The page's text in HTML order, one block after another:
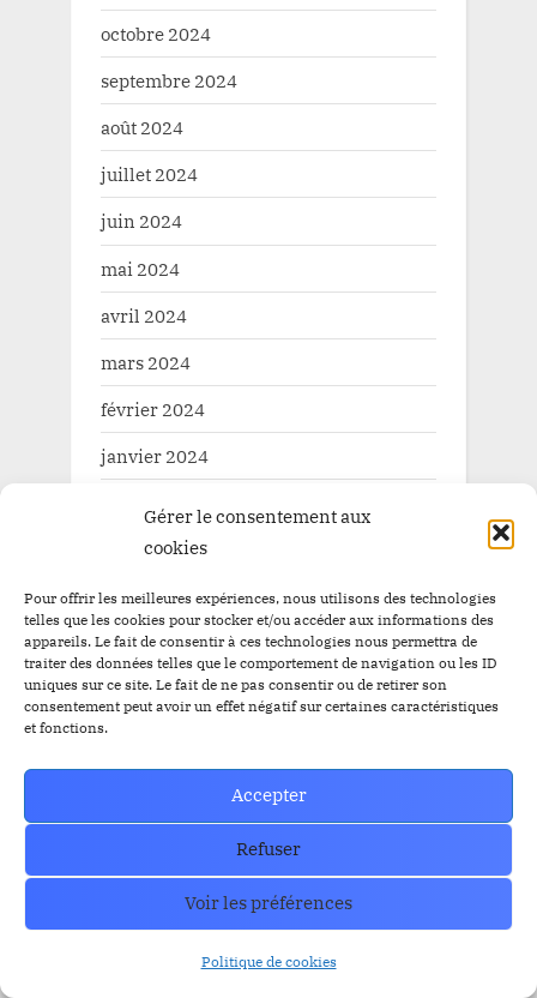
Gérer le consentement aux
cookies
Pour offrir les meilleures expériences, nous utilisons des technologies
telles que les cookies pour stocker et/ou accéder aux informations des
appareils. Le fait de consentir à ces technologies nous permettra de
traiter des données telles que le comportement de navigation ou les ID
uniques sur ce site. Le fait de ne pas consentir ou de retirer son
consentement peut avoir un effet négatif sur certaines caractéristiques
et fonctions.
Accepter
Refuser
Voir les préférences
Politique de cookies
octobre 2024
septembre 2024
août 2024
juillet 2024
juin 2024
mai 2024
avril 2024
mars 2024
février 2024
janvier 2024
décembre 2023
novembre 2023
octobre 2023
septembre 2023
août 2023
juillet 2023